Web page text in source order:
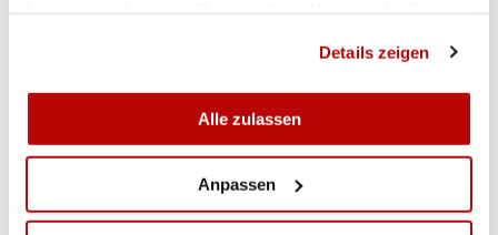
Details zeigen
Alle zulassen
Anpassen
Wyssmann durfte sich auch im Einzelwettkampf
noch feiern lassen und gewinnt mit 570 Punkten
Erstplatzierten Hansruedi Götti von den St. Galler,
die Silbermedaille.
«Rückblickend war die Organisation sehr